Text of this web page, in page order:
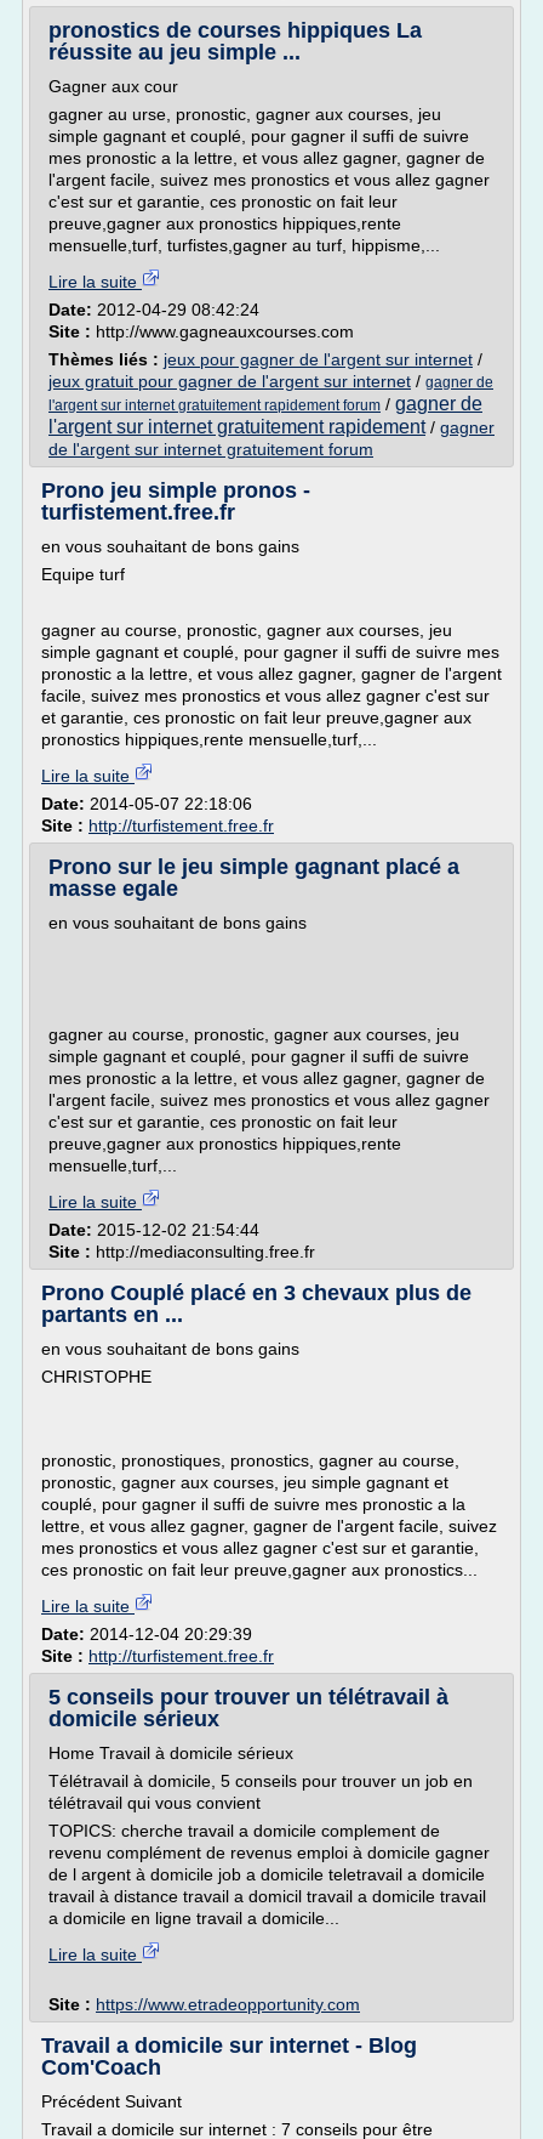
pronostics de courses hippiques La
réussite au jeu simple ...
Gagner aux cour
gagner au urse, pronostic, gagner aux courses, jeu
simple gagnant et couplé, pour gagner il suffi de suivre
mes pronostic a la lettre, et vous allez gagner, gagner de
l'argent facile, suivez mes pronostics et vous allez gagner
c'est sur et garantie, ces pronostic on fait leur
preuve,gagner aux pronostics hippiques,rente
mensuelle,turf, turfistes,gagner au turf, hippisme,...
Lire la suite
Date: 2012-04-29 08:42:24
Site : http://www.gagneauxcourses.com
Thèmes liés : jeux pour gagner de l'argent sur internet /
jeux gratuit pour gagner de l'argent sur internet / gagner de
l'argent sur internet gratuitement rapidement forum / gagner de
l'argent sur internet gratuitement rapidement/ gagner
de l'argent sur internet gratuitement forum
Prono jeu simple pronos -
turfistement.free.fr
en vous souhaitant de bons gains
Equipe turf
gagner au course, pronostic, gagner aux courses, jeu
simple gagnant et couplé, pour gagner il suffi de suivre mes
pronostic a la lettre, et vous allez gagner, gagner de l'argent
facile, suivez mes pronostics et vous allez gagner c'est sur
et garantie, ces pronostic on fait leur preuve,gagner aux
pronostics hippiques,rente mensuelle,turf,...
Lire la suite
Date: 2014-05-07 22:18:06
Site : http://turfistement.free.fr
Prono sur le jeu simple gagnant placé a
masse egale
en vous souhaitant de bons gains
gagner au course, pronostic, gagner aux courses, jeu
simple gagnant et couplé, pour gagner il suffi de suivre
mes pronostic a la lettre, et vous allez gagner, gagner de
l'argent facile, suivez mes pronostics et vous allez gagner
c'est sur et garantie, ces pronostic on fait leur
preuve,gagner aux pronostics hippiques,rente
mensuelle,turf,...
Lire la suite
Date: 2015-12-02 21:54:44
Site : http://mediaconsulting.free.fr
Prono Couplé placé en 3 chevaux plus de
partants en ...
en vous souhaitant de bons gains
CHRISTOPHE
pronostic, pronostiques, pronostics, gagner au course,
pronostic, gagner aux courses, jeu simple gagnant et
couplé, pour gagner il suffi de suivre mes pronostic a la
lettre, et vous allez gagner, gagner de l'argent facile, suivez
mes pronostics et vous allez gagner c'est sur et garantie,
ces pronostic on fait leur preuve,gagner aux pronostics...
Lire la suite
Date: 2014-12-04 20:29:39
Site : http://turfistement.free.fr
5 conseils pour trouver un télétravail à
domicile sérieux
Home Travail à domicile sérieux
Télétravail à domicile, 5 conseils pour trouver un job en
télétravail qui vous convient
TOPICS: cherche travail a domicile complement de
revenu complément de revenus emploi à domicile gagner
de l argent à domicile job a domicile teletravail a domicile
travail à distance travail a domicil travail a domicile travail
a domicile en ligne travail a domicile...
Lire la suite
Site : https://www.etradeopportunity.com
Travail a domicile sur internet - Blog
Com'Coach
Précédent Suivant
Travail a domicile sur internet : 7 conseils pour être